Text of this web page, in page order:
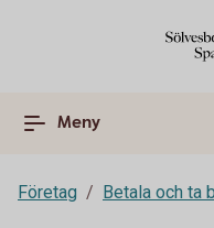
Meny
Företag Betala och ta